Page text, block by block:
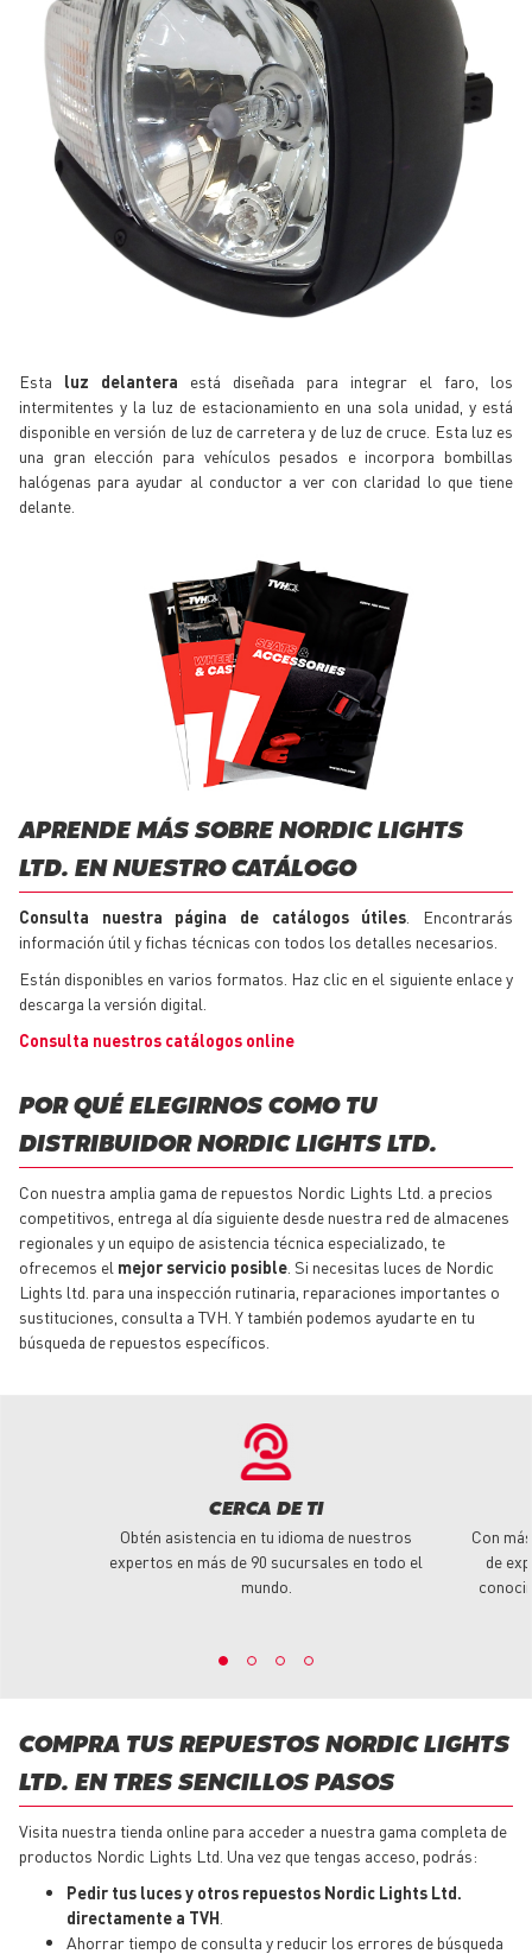
Esta luz delantera está diseñada para integrar el faro, los
intermitentes y la luz de estacionamiento en una sola unidad, y está
disponible en versión de luz de carretera y de luz de cruce. Esta luz es
una gran elección para vehículos pesados e incorpora bombillas
halógenas para ayudar al conductor a ver con claridad lo que tiene
delante.
APRENDE MÁS SOBRE NORDIC LIGHTS
LTD. EN NUESTRO CATÁLOGO
Consulta nuestra página de catálogos útiles . Encontrarás
información útil y fichas técnicas con todos los detalles necesarios.
Están disponibles en varios formatos. Haz clic en el siguiente enlace y
descarga la versión digital.
Consulta nuestros catálogos online
POR QUÉ ELEGIRNOS COMO TU
DISTRIBUIDOR NORDIC LIGHTS LTD.
Con nuestra amplia gama de repuestos Nordic Lights Ltd. a precios
competitivos, entrega al día siguiente desde nuestra red de almacenes
regionales y un equipo de asistencia técnica especializado, te
ofrecemos el mejor servicio posible . Si necesitas luces de Nordic
Lights ltd. para una inspección rutinaria, reparaciones importantes o
sustituciones, consulta a TVH. Y también podemos ayudarte en tu
búsqueda de repuestos específicos.
CERCA DE TI
Obtén asistencia en tu idioma de nuestros
expertos en más de 90 sucursales en todo el
mundo.
Con
de
COMPRA TUS REPUESTOS NORDIC LIGHTS
LTD. EN TRES SENCILLOS PASOS
Visita nuestra tienda online para acceder a nuestra gama completa de
productos Nordic Lights Ltd. Una vez que tengas acceso, podrás:
Pedir tus luces y otros repuestos Nordic Lights Ltd.
directamente a TVH
Ahorrar tiempo de consulta y reducir los errores de búsqueda